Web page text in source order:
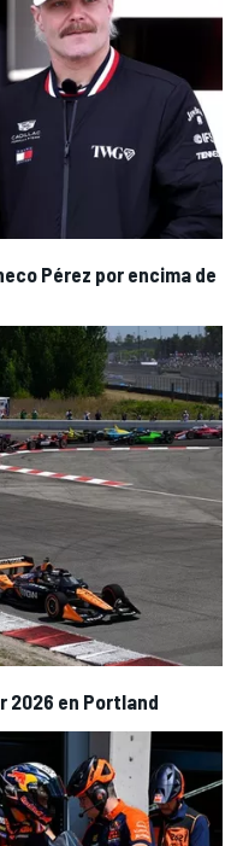
Pérez por encima de
2026 en Portland